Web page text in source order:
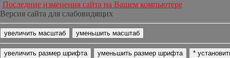
Последние изменения сайта на Вашем компьютере
Версия сайта для слабовидящих